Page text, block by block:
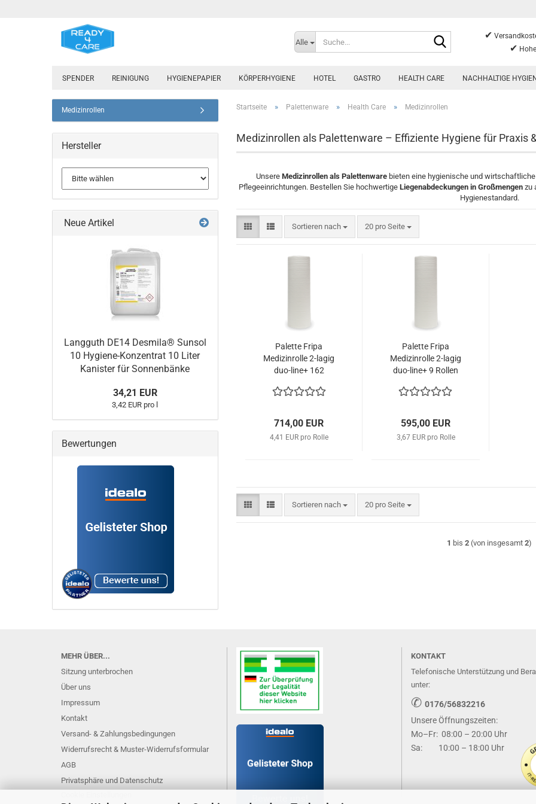
Alle
✔
✔
SPENDER REINIGUNG HYGIENEPAPIER KÖRPERHYGIENE HOTEL GASTRO HEALTH CARE NACHHALTIGE
Startseite » Palettenware » Health Care » Medizinrollen
Medizinrollen als Palettenware – Effiziente Hygiene für Praxis
Unsere Medizinrollen als Palettenwarebieten eine hygienische und
Pflegeeinrichtungen. Bestellen Sie hochwertigeLiegenabdeckungen in Großmengen zu
Hygienestandard.
Sortieren nach
Sortieren nach 20 pro Seite
pro Seite
Palette Fripa
Medizinrolle 2-lagig
duo-line+ 162
hochweiß 5055906
714,00 EUR
4,41 EUR pro Rolle
Palette Fripa
Medizinrolle 2-lagig
duo-line+ 9 Rollen
5055006
595,00 EUR
3,67 EUR pro Rolle
Sortieren nach
Sortieren nach 20 pro Seite
pro Seite
1 bis2 (von insgesamt2)
Medizinrollen
Hersteller
Neue Artikel
Langguth DE14 Desmila® Sunsol
10 Hygiene-Konzentrat 10 Liter
Kanister für Sonnenbänke
34,21 EUR
3,42 EUR pro l
Bewertungen
MEHR ÜBER...
Sitzung unterbrochen
Über uns
Impressum
Kontakt
Versand- & Zahlungsbedingungen
Widerrufsrecht & Muster-Widerrufsformular
AGB
Privatsphäre und Datenschutz
KONTAKT
Telefonische Unterstützung und
unter:
✆ 0176/56832216
Unsere Öffnungszeiten:
Mo–Fr: 08:00 – 20:00 Uhr
Sa: 10:00 – 18:00 Uhr